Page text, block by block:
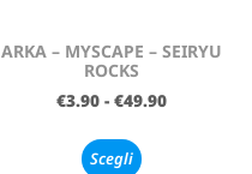
ARKA – MYSCAPE – SEIRYU
ROCKS
€3.90 - €49.90
Scegli